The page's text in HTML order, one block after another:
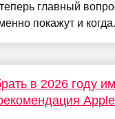
главный
покажут и
в 2026 году
Apple